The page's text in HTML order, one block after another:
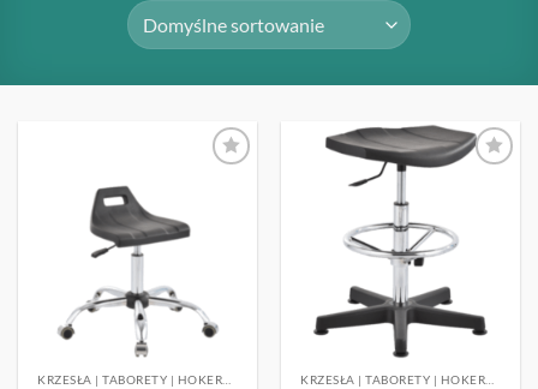
KRZESŁA | TABORETY | HOKERY LABORATORYJNE KRZESŁA | TABORETY | HOKERY LABORATORYJNE